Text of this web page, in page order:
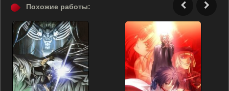
Похожие работы: